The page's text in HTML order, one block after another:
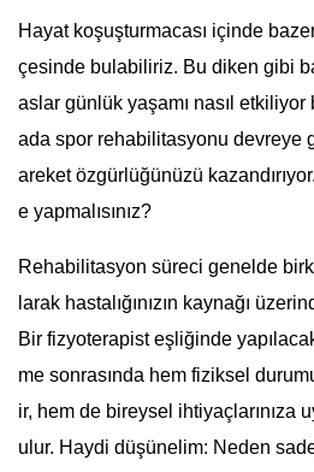
Hayat koşuşturmacası içinde
çesinde bulabiliriz. Bu diken gibi
aslar günlük yaşamı nasıl
ada spor rehabilitasyonu devreye
areket özgürlüğünüzü
e yapmalısınız?
Rehabilitasyon süreci genelde
larak hastalığınızın kaynağı
Bir fizyoterapist eşliğinde
me sonrasında hem fiziksel
ir, hem de bireysel ihtiyaçlarınıza
ulur. Haydi düşünelim: Neden